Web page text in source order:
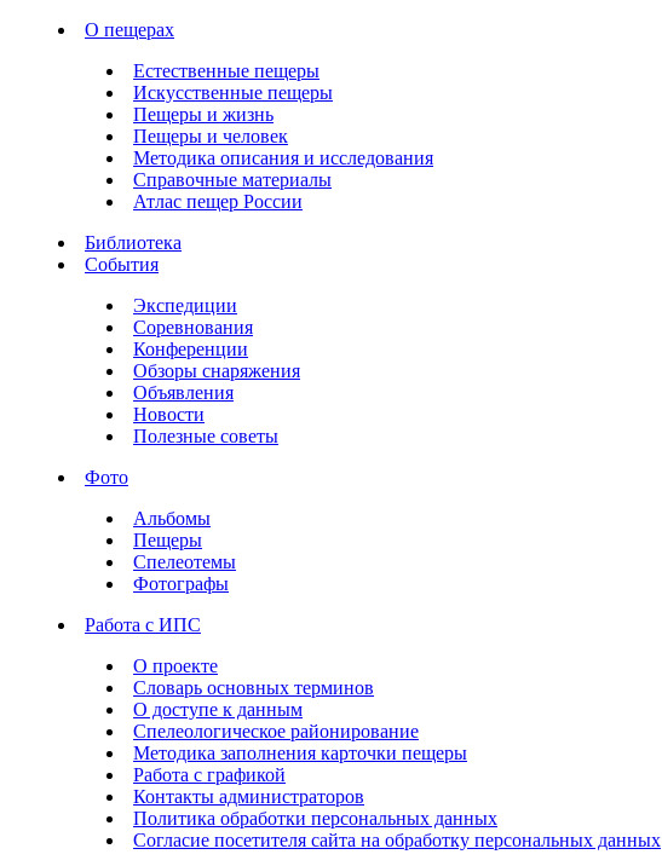
О пещерах
Естественные пещеры
Искусственные пещеры
Пещеры и жизнь
Пещеры и человек
Методика описания и исследования
Справочные материалы
Атлас пещер России
Библиотека
События
Экспедиции
Соревнования
Конференции
Обзоры снаряжения
Объявления
Новости
Полезные советы
Фото
Альбомы
Пещеры
Спелеотемы
Фотографы
Работа с ИПС
О проекте
Словарь основных терминов
О доступе к данным
Спелеологическое районирование
Методика заполнения карточки пещеры
Работа с графикой
Контакты администраторов
Политика обработки персональных данных
Согласие посетителя сайта на обработку персональных данных